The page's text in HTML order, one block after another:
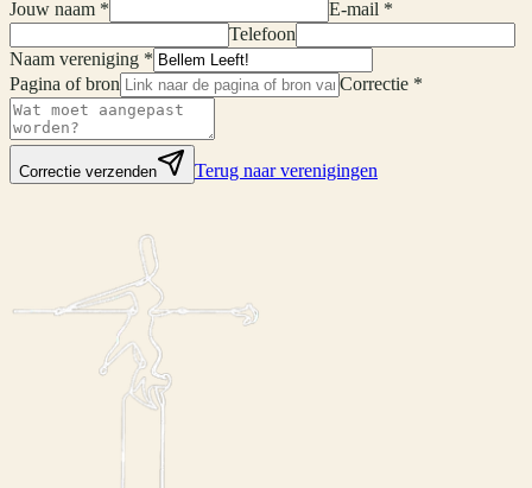
Jouw naam *
E-mail *
Telefoon
Naam vereniging *
Pagina of bron
Correctie *
Correctie verzenden Terug naar verenigingen